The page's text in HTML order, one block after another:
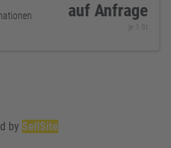
auf Anfrage
je 1 St
by SellSite